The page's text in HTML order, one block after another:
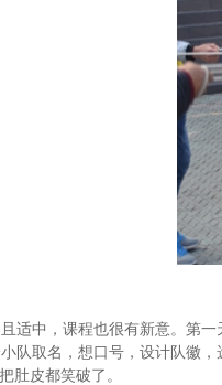
适中，课程也很有新意。第
队取名，想口号，设计队徽
肚皮都笑破了。